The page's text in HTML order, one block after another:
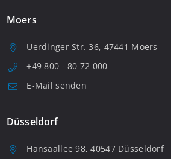
Moers
Uerdinger Str. 36, 47441 Moers
+49 800 - 80 72 000
E-Mail senden
Düsseldorf
Hansaallee 98, 40547 Düsseldorf